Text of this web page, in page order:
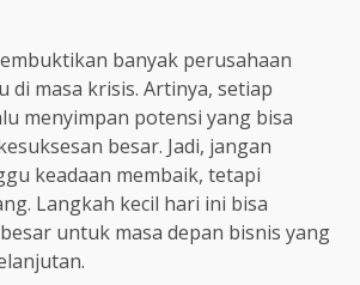
banyak perusahaan
di masa krisis. Artinya, setiap
menyimpan potensi yang bisa
besar. Jadi, jangan
keadaan membaik, tetapi
Langkah kecil hari ini bisa
untuk masa depan bisnis yang